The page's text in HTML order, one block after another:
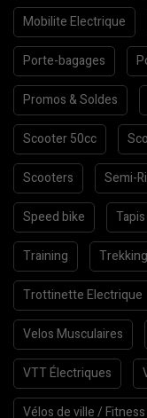
Mobilite Electrique
Porte-bagages
Promos & Soldes
Scooter 50cc
Scooters Semi-
Speed bike
Training
Trottinette Electrique
Velos Musculaires
VTT Électriques
Vélos de ville / Fitness